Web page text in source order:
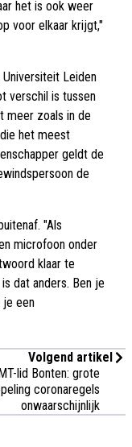
het is ook weer
voor elkaar krijgt,"
Universiteit Leiden
verschil is tussen
meer zoals in de
het meest
geldt de
de
"Als
microfoon onder
klaar te
dat anders. Ben je
je een
Volgend artikel
lid Bonten: grote
coronaregels
onwaarschijnlijk